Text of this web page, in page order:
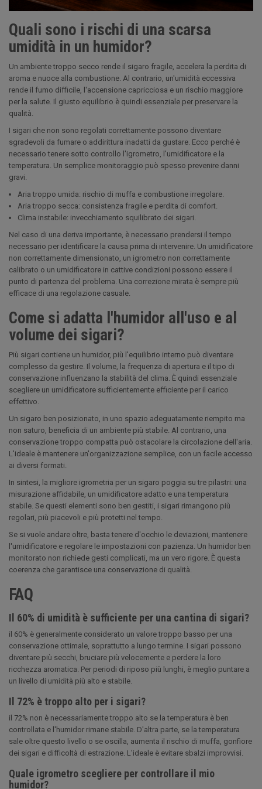
Quali sono i rischi di una scarsa
umidità in un humidor?
Un ambiente troppo secco rende il sigaro fragile, accelera la perdita di
aroma e nuoce alla combustione. Al contrario, un'umidità eccessiva
rende il fumo difficile, l'accensione capricciosa e un rischio maggiore
per la salute. Il giusto equilibrio è quindi essenziale per preservare la
qualità.
I sigari che non sono regolati correttamente possono diventare
sgradevoli da fumare o addirittura inadatti da gustare. Ecco perché è
necessario tenere sotto controllo l'igrometro, l'umidificatore e la
temperatura. Un semplice monitoraggio può spesso prevenire danni
gravi.
Aria troppo umida: rischio di muffa e combustione irregolare.
Aria troppo secca: consistenza fragile e perdita di comfort.
Clima instabile: invecchiamento squilibrato dei sigari.
Nel caso di una deriva importante, è necessario prendersi il tempo
necessario per identificare la causa prima di intervenire. Un umidificatore
non correttamente dimensionato, un igrometro non correttamente
calibrato o un umidificatore in cattive condizioni possono essere il
punto di partenza del problema. Una correzione mirata è sempre più
efficace di una regolazione casuale.
Come si adatta l'humidor all'uso e al
volume dei sigari?
Più sigari contiene un humidor, più l'equilibrio interno può diventare
complesso da gestire. Il volume, la frequenza di apertura e il tipo di
conservazione influenzano la stabilità del clima. È quindi essenziale
scegliere un umidificatore sufficientemente efficiente per il carico
effettivo.
Un sigaro ben posizionato, in uno spazio adeguatamente riempito ma
non saturo, beneficia di un ambiente più stabile. Al contrario, una
conservazione troppo compatta può ostacolare la circolazione dell'aria.
L'ideale è mantenere un'organizzazione semplice, con un facile accesso
ai diversi formati.
In sintesi, la migliore igrometria per un sigaro poggia su tre pilastri: una
misurazione affidabile, un umidificatore adatto e una temperatura
stabile. Se questi elementi sono ben gestiti, i sigari rimangono più
regolari, più piacevoli e più protetti nel tempo.
Se si vuole andare oltre, basta tenere d'occhio le deviazioni, mantenere
l'umidificatore e regolare le impostazioni con pazienza. Un humidor ben
monitorato non richiede gesti complicati, ma un vero rigore. È questa
coerenza che garantisce una conservazione di qualità.
FAQ
Il 60% di umidità è sufficiente per una cantina di sigari?
il 60% è generalmente considerato un valore troppo basso per una
conservazione ottimale, soprattutto a lungo termine. I sigari possono
diventare più secchi, bruciare più velocemente e perdere la loro
ricchezza aromatica. Per periodi di riposo più lunghi, è meglio puntare a
un livello di umidità più alto e stabile.
Il 72% è troppo alto per i sigari?
il 72% non è necessariamente troppo alto se la temperatura è ben
controllata e l'humidor rimane stabile. D'altra parte, se la temperatura
sale oltre questo livello o se oscilla, aumenta il rischio di muffa, gonfiore
dei sigari e difficoltà di estrazione. L'ideale è evitare sbalzi improvvisi.
Quale igrometro scegliere per controllare il mio
humidor?